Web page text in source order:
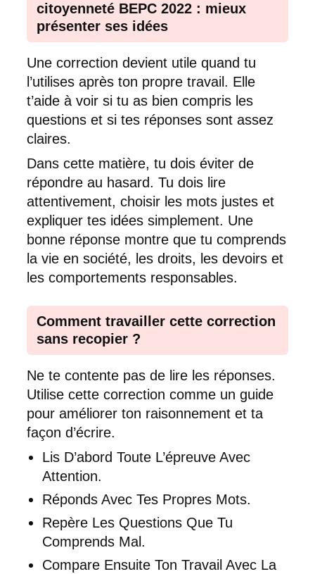
citoyenneté BEPC 2022 : mieux
présenter ses idées
Une correction devient utile quand tu
l’utilises après ton propre travail. Elle
t’aide à voir si tu as bien compris les
questions et si tes réponses sont assez
claires.
Dans cette matière, tu dois éviter de
répondre au hasard. Tu dois lire
attentivement, choisir les mots justes et
expliquer tes idées simplement. Une
bonne réponse montre que tu comprends
la vie en société, les droits, les devoirs et
les comportements responsables.
Comment travailler cette correction
sans recopier ?
Ne te contente pas de lire les réponses.
Utilise cette correction comme un guide
pour améliorer ton raisonnement et ta
façon d’écrire.
Lis D’abord Toute L’épreuve Avec
Attention.
Réponds Avec Tes Propres Mots.
Repère Les Questions Que Tu
Comprends Mal.
Compare Ensuite Ton Travail Avec La